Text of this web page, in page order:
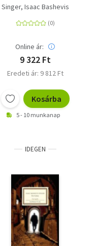
Singer, Isaac Bashevis
Online ár:
9 322 Ft
Eredeti ár: 9 812 Ft
Kosárba
5 - 10 munkanap
IDEGEN